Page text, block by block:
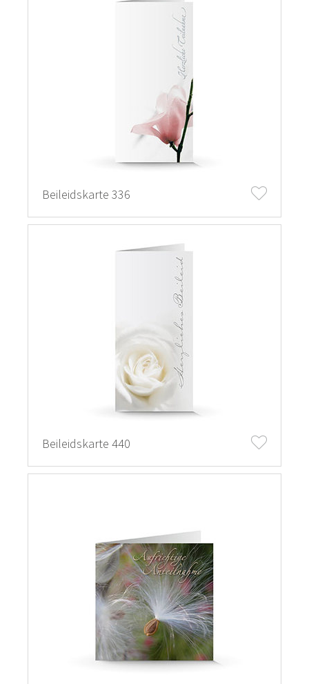
Beileidskarte 336
Beileidskarte 440